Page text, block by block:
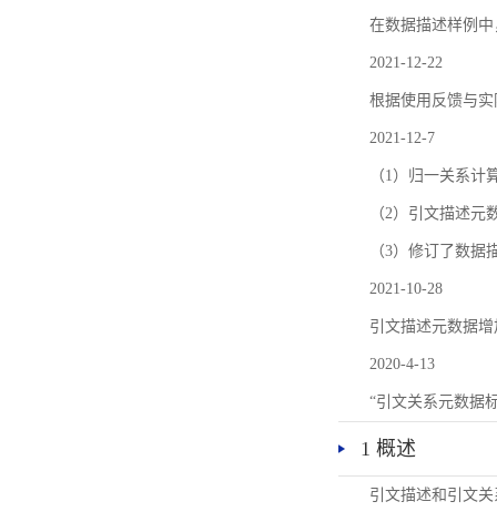
在数据描述样例
2021-12-22
根据使用反馈与
2021-12-7
（1）归一关系
（2）引文描述元
（3）修订了数据
2021-10-28
引文描述元数据增
2020-4-13
“引文关系元数据
1 概述
引文描述和引文